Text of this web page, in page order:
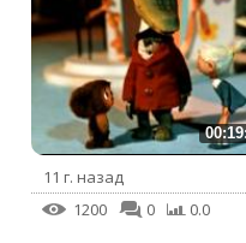
11 г. назад
1200
0 0.0